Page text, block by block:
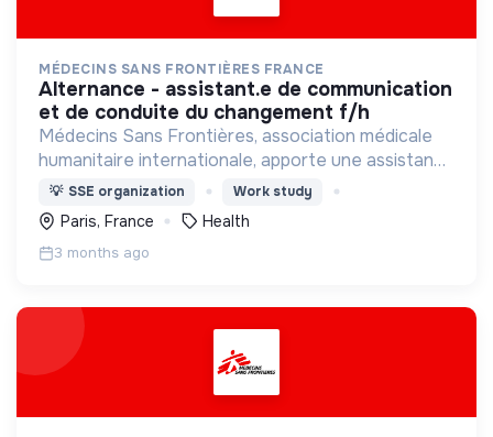
MÉDECINS SANS FRONTIÈRES FRANCE
alternance - assistant.e de communication
et de conduite du changement f/h
Médecins Sans Frontières, association médicale
humanitaire internationale, apporte une assistance
médicale à des populations dont la vie est
menacée.
💡 SSE organization Work study
Paris, France Health
3 months ago